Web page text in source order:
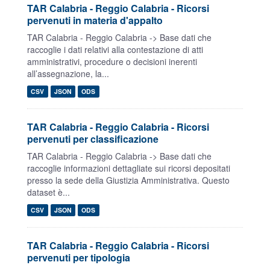
TAR Calabria - Reggio Calabria - Ricorsi
pervenuti in materia d'appalto
TAR Calabria - Reggio Calabria -> Base dati che
raccoglie i dati relativi alla contestazione di atti
amministrativi, procedure o decisioni inerenti
all’assegnazione, la...
CSV JSON ODS
TAR Calabria - Reggio Calabria - Ricorsi
pervenuti per classificazione
TAR Calabria - Reggio Calabria -> Base dati che
raccoglie informazioni dettagliate sui ricorsi depositati
presso la sede della Giustizia Amministrativa. Questo
dataset è...
CSV JSON ODS
TAR Calabria - Reggio Calabria - Ricorsi
pervenuti per tipologia